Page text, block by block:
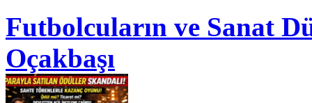
Futbolcuların ve Sanat
Oçakbaşı